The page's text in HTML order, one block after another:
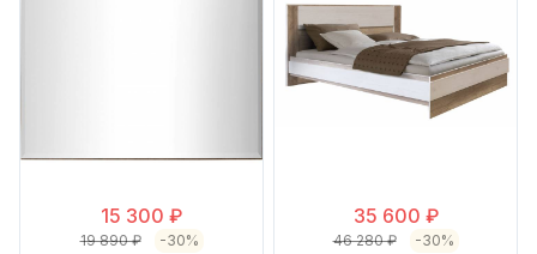
15 300 ₽
19 890 ₽ -30%
35 600 ₽
46 280 ₽ -30%